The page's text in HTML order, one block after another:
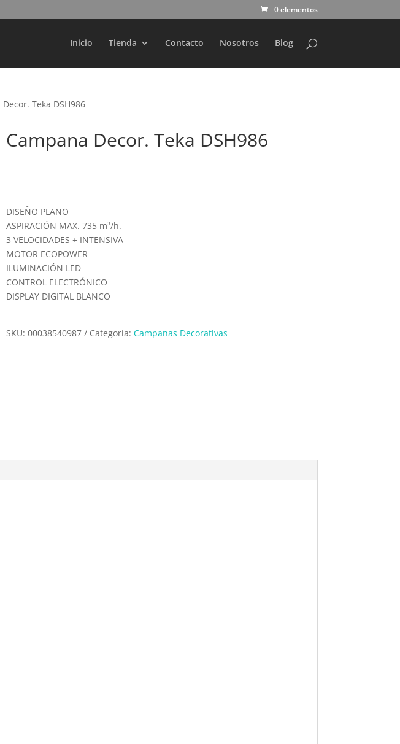
0 elementos
Inicio Tienda Contacto Nosotros Blog
Búsqueda
productos
Teka DSH986
Campana Decor. Teka DSH986
DISEÑO PLANO
ASPIRACIÓN MAX. 735 m³/h.
3 VELOCIDADES + INTENSIVA
MOTOR ECOPOWER
ILUMINACIÓN LED
CONTROL ELECTRÓNICO
DISPLAY DIGITAL BLANCO
SKU: 00038540987 Categoría: Campanas Decorativas